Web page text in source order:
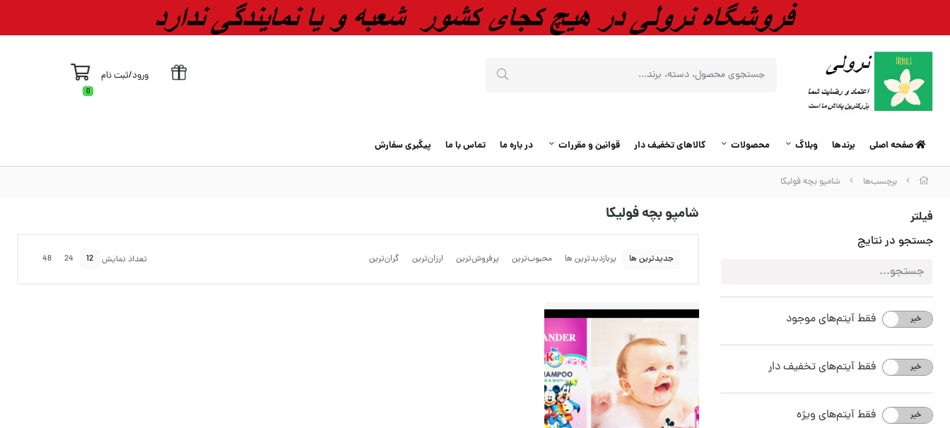
ورود/ثبت نام
0
صفحه اصلی برندها وبلاگ محصولات کالاهای تخفیف دار قوانین و مقررات در باره ما تماس با ما پیگیری سفارش
برچسب‌ها شامپو بچه فولیکا
فیلتر
جستجو در نتایج
بله خیر فقط آیتم‌های موجود
بله خیر فقط آیتم‌های تخفیف دار
بله خیر فقط آیتم‌های ویژه
شامپو بچه فولیکا
جدیدترین ها پربازدیدترین ها محبوب‌‌ترین پرفروش‌ترین ارزان‌ترین گران‌ترین تعداد نمایش 12
24
48